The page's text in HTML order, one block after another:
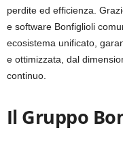
perdite ed efficienza.
e software Bonfiglioli
ecosistema unificato,
e ottimizzata, dal
continuo.
Il Gruppo